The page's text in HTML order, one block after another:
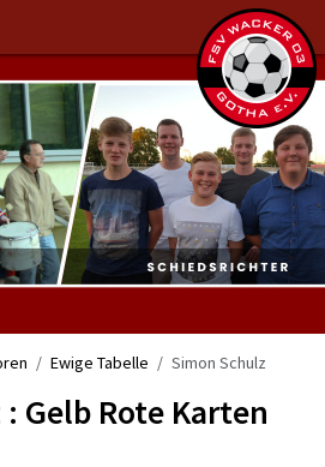
Ewige Tabelle Simon Schulz
Gelb Rote Karten